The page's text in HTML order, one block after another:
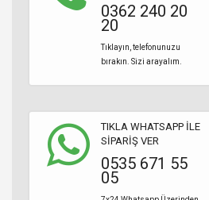
0362 240 20
20
Tıklayın, telefonunuzu
bırakın. Sizi arayalım.
TIKLA WHATSAPP İLE
SİPARİŞ VER
0535 671 55
05